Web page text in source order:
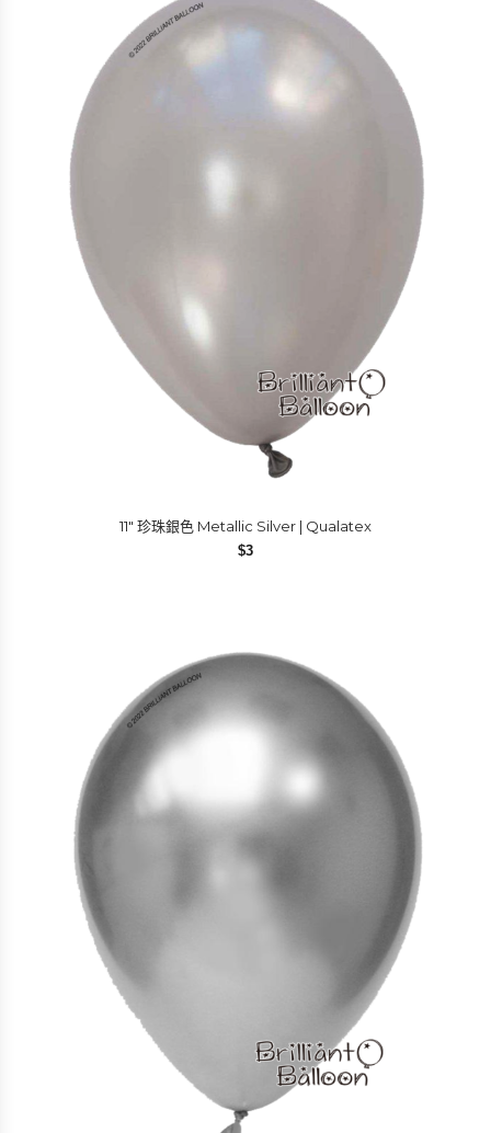
11″ 珍珠銀色 Metallic Silver | Qualatex
$3